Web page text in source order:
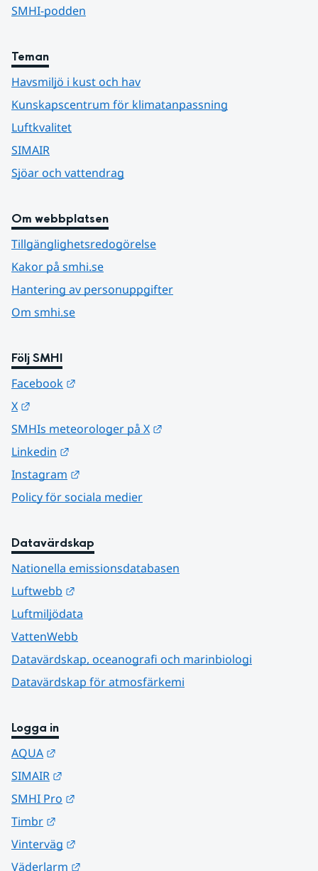
SMHI-podden
Teman
Havsmiljö i kust och hav
Kunskapscentrum för klimatanpassning
Luftkvalitet
SIMAIR
Sjöar och vattendrag
Om webbplatsen
Tillgänglighetsredogörelse
Kakor på smhi.se
Hantering av personuppgifter
Om smhi.se
Följ SMHI
Facebook
X
SMHIs meteorologer på X
Linkedin
Instagram
Policy för sociala medier
Datavärdskap
Nationella emissionsdatabasen
Luftwebb
Luftmiljödata
VattenWebb
Datavärdskap, oceanografi och marinbiologi
Datavärdskap för atmosfärkemi
Logga in
AQUA
SIMAIR
SMHI Pro
Timbr
Vinterväg
Väderlarm